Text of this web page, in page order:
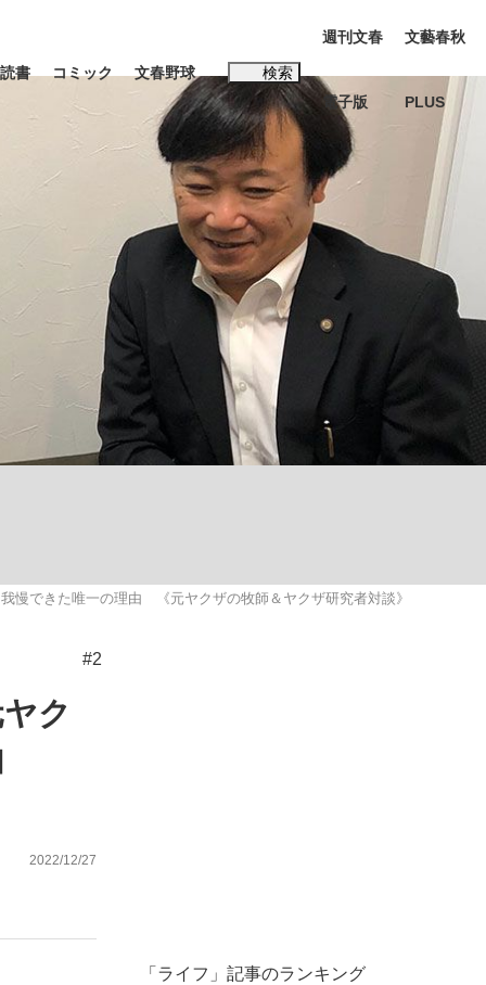
ンタビュー 読書
日本代表“敗戦”の真実 選手が明かす...
読書 コミック 文春野球 検索
#松田聖子
週刊文春
電子版
文藝春秋
PLUS
慢できた唯一の理由 《元ヤクザの牧師＆ヤクザ研究者対談》
#2
ク
2022/12/27
「ライフ」記事のランキング